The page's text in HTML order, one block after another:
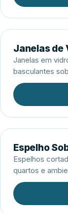
Janelas de
Janelas em
basculantes
Espelho
Espelhos
quartos e